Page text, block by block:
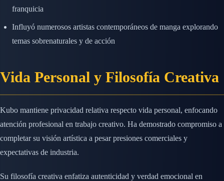
franquicia
Influyó numerosos artistas contemporáneos de manga explorando
temas sobrenaturales y de acción
Vida Personal y Filosofía Creativa
Kubo mantiene privacidad relativa respecto vida personal, enfocando
atención profesional en trabajo creativo. Ha demostrado compromiso a
completar su visión artística a pesar presiones comerciales y
expectativas de industria.
Su filosofía creativa enfatiza autenticidad y verdad emocional en